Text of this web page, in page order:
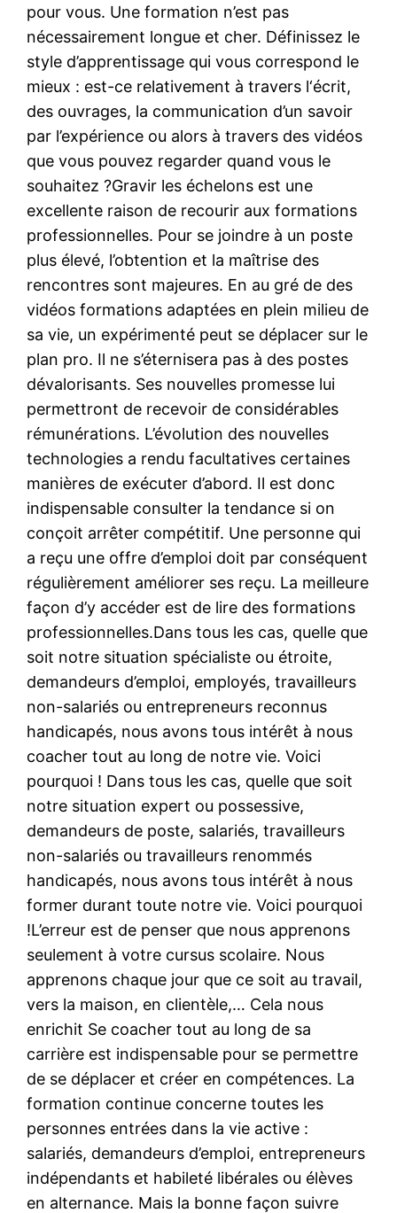
pour vous. Une formation n’est pas
nécessairement longue et cher. Définissez le
style d’apprentissage qui vous correspond le
mieux : est-ce relativement à travers l‘écrit,
des ouvrages, la communication d’un savoir
par l’expérience ou alors à travers des vidéos
que vous pouvez regarder quand vous le
souhaitez ?Gravir les échelons est une
excellente raison de recourir aux formations
professionnelles. Pour se joindre à un poste
plus élevé, l’obtention et la maîtrise des
rencontres sont majeures. En au gré de des
vidéos formations adaptées en plein milieu de
sa vie, un expérimenté peut se déplacer sur le
plan pro. Il ne s’éternisera pas à des postes
dévalorisants. Ses nouvelles promesse lui
permettront de recevoir de considérables
rémunérations. L’évolution des nouvelles
technologies a rendu facultatives certaines
manières de exécuter d’abord. Il est donc
indispensable consulter la tendance si on
conçoit arrêter compétitif. Une personne qui
a reçu une offre d’emploi doit par conséquent
régulièrement améliorer ses reçu. La meilleure
façon d’y accéder est de lire des formations
professionnelles.Dans tous les cas, quelle que
soit notre situation spécialiste ou étroite,
demandeurs d’emploi, employés, travailleurs
non-salariés ou entrepreneurs reconnus
handicapés, nous avons tous intérêt à nous
coacher tout au long de notre vie. Voici
pourquoi ! Dans tous les cas, quelle que soit
notre situation expert ou possessive,
demandeurs de poste, salariés, travailleurs
non-salariés ou travailleurs renommés
handicapés, nous avons tous intérêt à nous
former durant toute notre vie. Voici pourquoi
!L’erreur est de penser que nous apprenons
seulement à votre cursus scolaire. Nous
apprenons chaque jour que ce soit au travail,
vers la maison, en clientèle,… Cela nous
enrichit Se coacher tout au long de sa
carrière est indispensable pour se permettre
de se déplacer et créer en compétences. La
formation continue concerne toutes les
personnes entrées dans la vie active :
salariés, demandeurs d’emploi, entrepreneurs
indépendants et habileté libérales ou élèves
en alternance. Mais la bonne façon suivre